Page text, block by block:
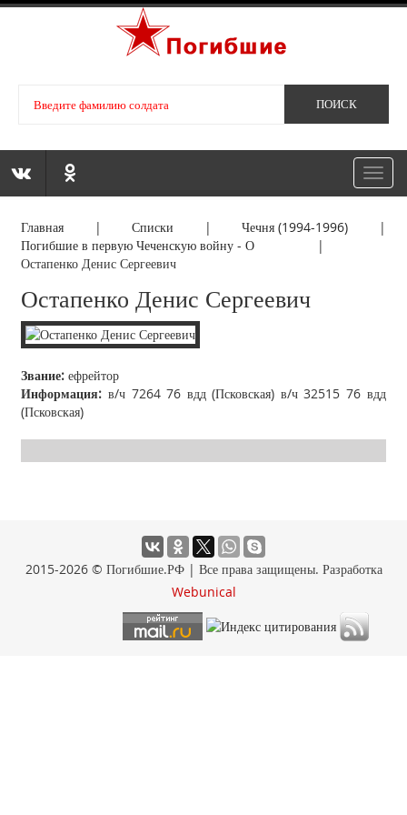
Главная |Списки |Чечня (1994-1996) |
Погибшие в первую Чеченскую войну - О |
Остапенко Денис Сергеевич
Остапенко Денис Сергеевич
Звание: ефрейтор
Информация: в/ч 7264 76 вдд (Псковская) в/ч 32515 76 вдд
(Псковская)
2015-2026 © Погибшие.РФ | Все права защищены. Разработка
Webunical